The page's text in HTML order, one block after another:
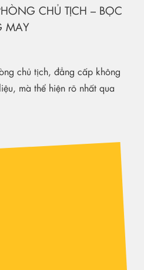
CHỦ TỊCH – BỌC
MAY
chủ tịch, đẳng cấp không
mà thể hiện rõ nhất qua